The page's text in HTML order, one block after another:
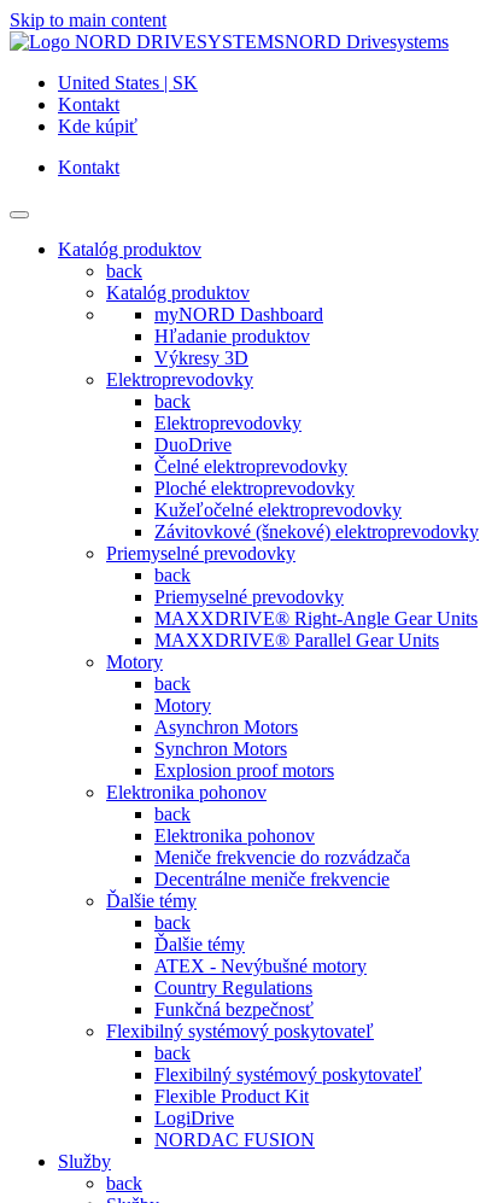
Skip to main content
NORD Drivesystems
United States | SK
Kontakt
Kde kúpiť
Kontakt
Katalóg produktov
back
Katalóg produktov
myNORD Dashboard
Hľadanie produktov
Výkresy 3D
Elektroprevodovky
back
Elektroprevodovky
DuoDrive
Čelné elektroprevodovky
Ploché elektroprevodovky
Kužeľočelné elektroprevodovky
Závitovkové (šnekové) elektroprevodovky
Priemyselné prevodovky
back
Priemyselné prevodovky
MAXXDRIVE® Right-Angle Gear Units
MAXXDRIVE® Parallel Gear Units
Motory
back
Motory
Asynchron Motors
Synchron Motors
Explosion proof motors
Elektronika pohonov
back
Elektronika pohonov
Meniče frekvencie do rozvádzača
Decentrálne meniče frekvencie
Ďalšie témy
back
Ďalšie témy
ATEX - Nevýbušné motory
Country Regulations
Funkčná bezpečnosť
Flexibilný systémový poskytovateľ
back
Flexibilný systémový poskytovateľ
Flexible Product Kit
LogiDrive
NORDAC FUSION
Služby
back